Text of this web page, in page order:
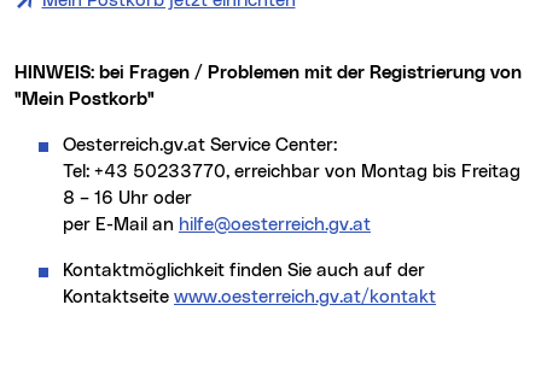
HINWEIS: bei Fragen / Problemen mit der Registrierung von
"Mein Postkorb"
oesterreich.gv.at Service Center:
Tel: +43 50233770, erreichbar von Montag bis Freitag
8 – 16 Uhr oder
per E-Mail an hilfe@oesterreich.gv.at
Kontaktmöglichkeit finden Sie auch auf der
Kontaktseite www.oesterreich.gv.at/kontakt